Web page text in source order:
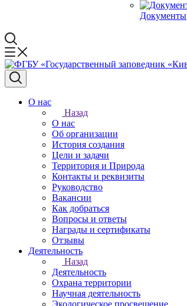
Документы
О нас
Назад
О нас
Об организации
История создания
Цели и задачи
Территория и Природа
Контакты и реквизиты
Руководство
Вакансии
Как добраться
Вопросы и ответы
Награды и сертификаты
Отзывы
Деятельность
Назад
Деятельность
Охрана территории
Научная деятельность
Экологическое просвещение